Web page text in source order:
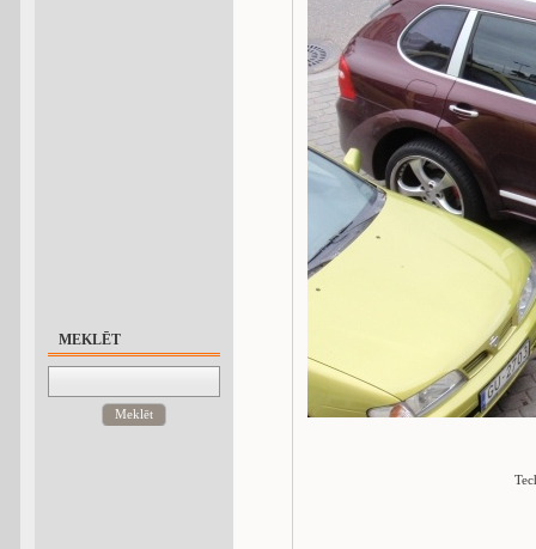
MEKLĒT
Meklēt